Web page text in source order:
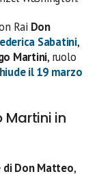
Rai Don
Sabatini,
Martini, ruolo
il 19 marzo
Martini in
Don Matteo,